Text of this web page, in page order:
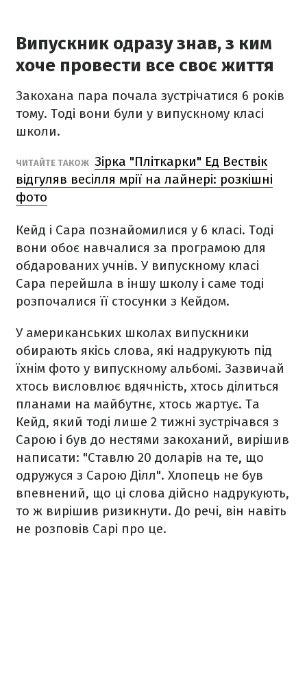
Випускник одразу знав, з ким
хоче провести все своє життя
Закохана пара почала зустрічатися 6 років
тому. Тоді вони були у випускному класі
школи.
ЧИТАЙТЕ ТАКОЖ Зірка "Пліткарки" Ед Вествік
відгуляв весілля мрії на лайнері: розкішні
фото
Кейд і Сара познайомилися у 6 класі. Тоді
вони обоє навчалися за програмою для
обдарованих учнів. У випускному класі
Сара перейшла в іншу школу і саме тоді
розпочалися її стосунки з Кейдом.
У американських школах випускники
обирають якісь слова, які надрукують під
їхнім фото у випускному альбомі. Зазвичай
хтось висловлює вдячність, хтось ділиться
планами на майбутнє, хтось жартує. Та
Кейд, який тоді лише 2 тижні зустрічався з
Сарою і був до нестями закоханий, вирішив
написати: "Ставлю 20 доларів на те, що
одружуся з Сарою Ділл". Хлопець не був
впевнений, що ці слова дійсно надрукують,
то ж вирішив ризикнути. До речі, він навіть
не розповів Сарі про це.